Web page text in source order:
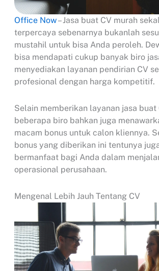
Office Now– Jasa buat CV murah
terpercaya sebenarnya bukanlah
mustahil untuk bisa Anda peroleh.
bisa mendapati cukup banyak biro
menyediakan layanan pendirian CV
profesional dengan harga kompetitif.
Selain memberikan layanan jasa buat
beberapa biro bahkan juga
macam bonus untuk calon kliennya.
bonus yang diberikan ini tentunya
bermanfaat bagi Anda dalam
operasional perusahaan.
Mengenal Lebih Jauh Tentang CV